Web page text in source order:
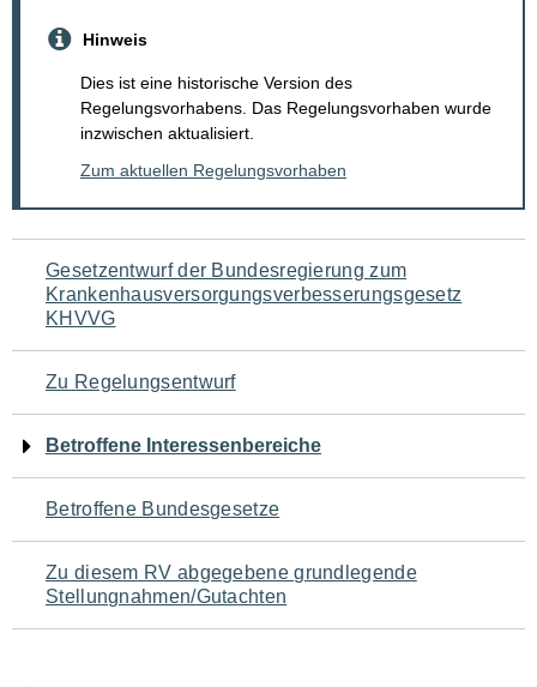
Hinweis
Dies ist eine historische Version des
Regelungsvorhabens. Das Regelungsvorhaben wurde
inzwischen aktualisiert.
Zum aktuellen Regelungsvorhaben
Navigation
für
den
Seiteninhalt
Gesetzentwurf der Bundesregierung zum
Krankenhausversorgungsverbesserungsgesetz
KHVVG
Zu Regelungsentwurf
Betroffene Interessenbereiche
Betroffene Bundesgesetze
Zu diesem RV abgegebene grundlegende
Stellungnahmen/Gutachten